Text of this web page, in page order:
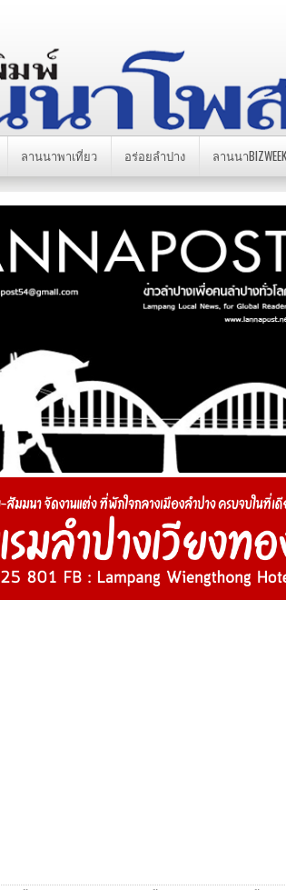
ลานนาพาเที่ยว อร่อยลำปาง ลานนาBIZWEEK